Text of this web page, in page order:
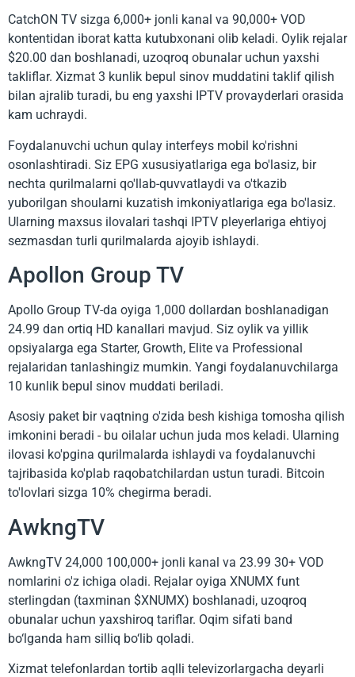
CatchON TV sizga 6,000+ jonli kanal va 90,000+ VOD
kontentidan iborat katta kutubxonani olib keladi. Oylik rejalar
$20.00 dan boshlanadi, uzoqroq obunalar uchun yaxshi
takliflar. Xizmat 3 kunlik bepul sinov muddatini taklif qilish
bilan ajralib turadi, bu eng yaxshi IPTV provayderlari orasida
kam uchraydi.
Foydalanuvchi uchun qulay interfeys mobil ko'rishni
osonlashtiradi. Siz EPG xususiyatlariga ega bo'lasiz, bir
nechta qurilmalarni qo'llab-quvvatlaydi va o'tkazib
yuborilgan shoularni kuzatish imkoniyatlariga ega bo'lasiz.
Ularning maxsus ilovalari tashqi IPTV pleyerlariga ehtiyoj
sezmasdan turli qurilmalarda ajoyib ishlaydi.
Apollon Group TV
Apollo Group TV-da oyiga 1,000 dollardan boshlanadigan
24.99 dan ortiq HD kanallari mavjud. Siz oylik va yillik
opsiyalarga ega Starter, Growth, Elite va Professional
rejalaridan tanlashingiz mumkin. Yangi foydalanuvchilarga
10 kunlik bepul sinov muddati beriladi.
Asosiy paket bir vaqtning o'zida besh kishiga tomosha qilish
imkonini beradi - bu oilalar uchun juda mos keladi. Ularning
ilovasi ko'pgina qurilmalarda ishlaydi va foydalanuvchi
tajribasida ko'plab raqobatchilardan ustun turadi. Bitcoin
to'lovlari sizga 10% chegirma beradi.
AwkngTV
AwkngTV 24,000 100,000+ jonli kanal va 23.99 30+ VOD
nomlarini o'z ichiga oladi. Rejalar oyiga XNUMX funt
sterlingdan (taxminan $XNUMX) boshlanadi, uzoqroq
obunalar uchun yaxshiroq tariflar. Oqim sifati band
bo‘lganda ham silliq bo‘lib qoladi.
Xizmat telefonlardan tortib aqlli televizorlargacha deyarli